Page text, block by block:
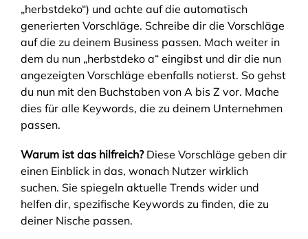
„herbstdeko“) und achte auf die automatisch
generierten Vorschläge. Schreibe dir die Vorschläge
auf die zu deinem Business passen. Mach weiter in
dem du nun „herbstdeko a“ eingibst und dir die nun
angezeigten Vorschläge ebenfalls notierst. So gehst
du nun mit den Buchstaben von A bis Z vor. Mache
dies für alle Keywords, die zu deinem Unternehmen
passen.
Warum ist das hilfreich?Diese Vorschläge geben dir
einen Einblick in das, wonach Nutzer wirklich
suchen. Sie spiegeln aktuelle Trends wider und
helfen dir, spezifische Keywords zu finden, die zu
deiner Nische passen.